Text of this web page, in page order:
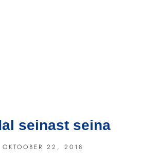
seinast seina
OKTOOBER 22, 2018